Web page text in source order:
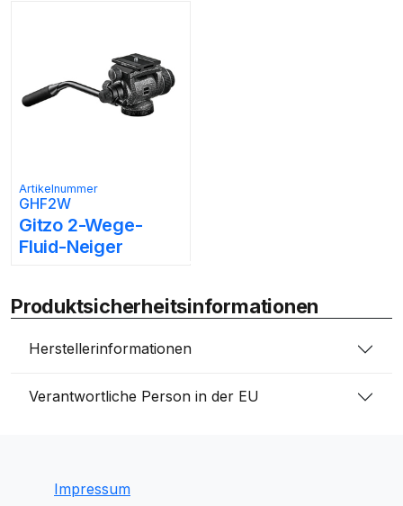
Artikelnummer
GHF2W
Gitzo 2-Wege-
Fluid-Neiger
Produktsicherheitsinformationen
Herstellerinformationen
Verantwortliche Person in der EU
Impressum